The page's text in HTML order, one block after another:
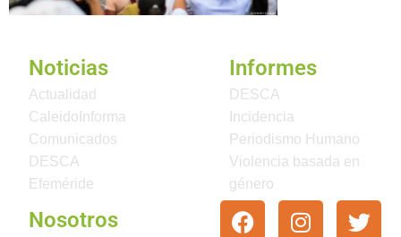
Noticias
Actualidad
CaleidoInforma
Comunicados
DESCA
Efeméride
Informes
DESCA
Incidencia
Periodismo Humano
Violencia basada en
género
Nosotros